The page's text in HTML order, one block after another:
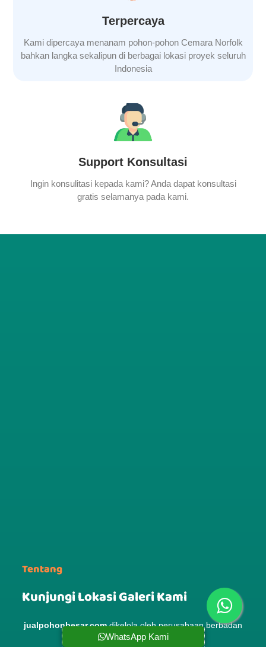
Terpercaya
Kami dipercaya menanam pohon-pohon Cemara Norfolk
bahkan langka sekalipun di berbagai lokasi proyek seluruh
Indonesia
Support Konsultasi
Ingin konsulitasi kepada kami? Anda dapat konsultasi
gratis selamanya pada kami.
Tentang
Kunjungi Lokasi Galeri Kami
jualpohonbesar.comdikelola oleh perusahaan berbadan
hukum yaitu:
WhatsApp Kami